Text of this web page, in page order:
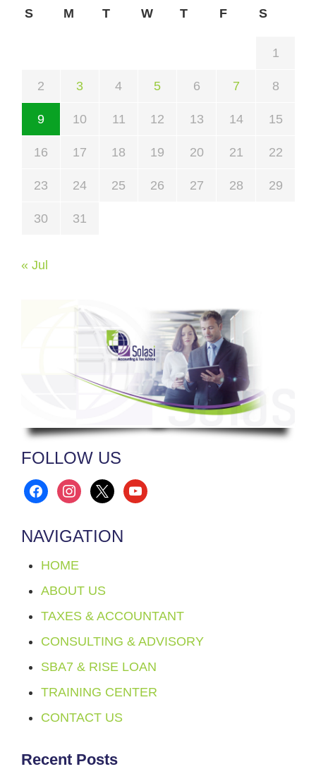
S M T W T F S
1
2 3 4 5 6 7 8
9 10 11 12 13 14 15
16 17 18 19 20 21 22
23 24 25 26 27 28 29
30 31
« Jul
FOLLOW US
facebookinstagram
x youtube
NAVIGATION
HOME
ABOUT US
TAXES & ACCOUNTANT
CONSULTING & ADVISORY
SBA7 & RISE LOAN
TRAINING CENTER
CONTACT US
Recent Posts